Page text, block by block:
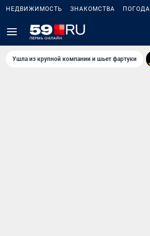
НЕДВИЖИМОСТЬ ЗНАКОМСТВА ПОГОДА
Ушла из крупной компании и шьет фартуки